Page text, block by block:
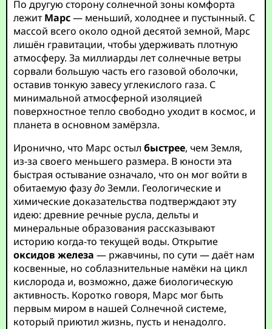
По другую сторону солнечной зоны комфорта
лежитМарс— меньший, холоднее и пустынный. С
массой всего около одной десятой земной, Марс
лишён гравитации, чтобы удерживать плотную
атмосферу. За миллиарды лет солнечные ветры
сорвали большую часть его газовой оболочки,
оставив тонкую завесу углекислого газа. С
минимальной атмосферной изоляцией
поверхностное тепло свободно уходит в космос, и
планета в основном замёрзла.
Иронично, что Марс остылбыстрее, чем Земля,
из-за своего меньшего размера. В юности эта
быстрая остывание означало, что он мог войти в
обитаемую фазудоЗемли. Геологические и
химические доказательства подтверждают эту
идею: древние речные русла, дельты и
минеральные образования рассказывают
историю когда-то текущей воды. Открытие
оксидов железа — ржавчины, по сути — даёт нам
косвенные, но соблазнительные намёки на цикл
кислорода и, возможно, даже биологическую
активность. Коротко говоря, Марс мог быть
первым миром в нашей Солнечной системе,
который приютил жизнь, пусть и ненадолго.